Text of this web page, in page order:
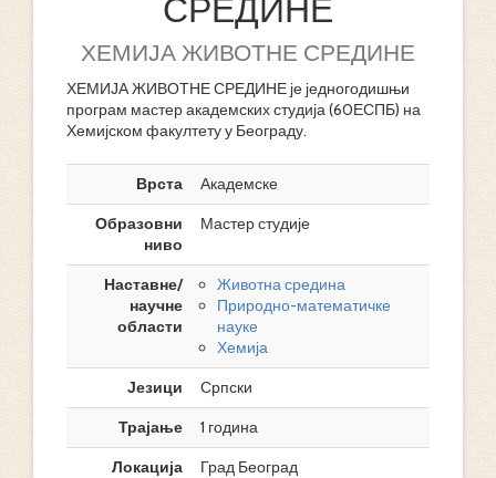
СРЕДИНЕ
ХЕМИЈА ЖИВОТНЕ СРЕДИНЕ
ХЕМИЈА ЖИВОТНЕ СРЕДИНЕ је једногодишњи
програм мастер академских студија (60ЕСПБ) на
Хемијском факултету у Београду.
Врста
Академске
Образовни
ниво
Мастер студије
Наставне/
научне
области
Животна средина
Природно-математичке
науке
Хемија
Језици
Српски
Трајање
1 година
Локација
Град Београд